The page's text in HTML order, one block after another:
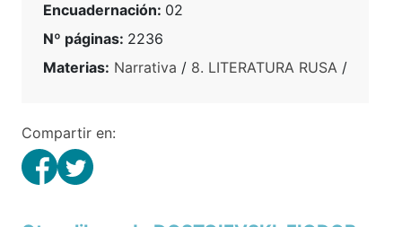
Encuadernación: 02
Nº páginas: 2236
Materias: Narrativa / 8. LITERATURA RUSA /
Compartir en: